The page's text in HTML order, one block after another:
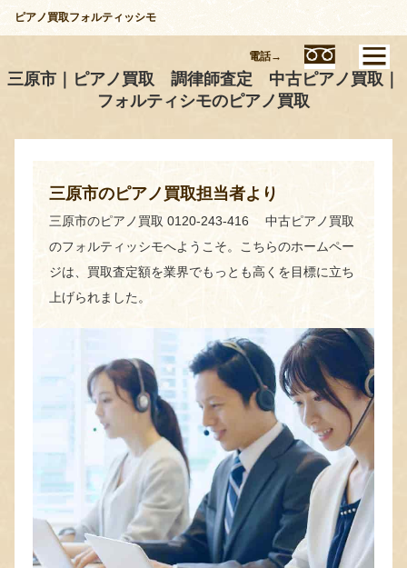
ピアノ買取フォルティッシモ
三原市｜ピアノ買取 調律師査定 中古ピアノ買取｜
フォルティシモのピアノ買取
三原市のピアノ買取担当者より
三原市のピアノ買取 0120-243-416 中古ピアノ買取
のフォルティッシモへようこそ。こちらのホームペー
ジは、買取査定額を業界でもっとも高くを目標に立ち
上げられました。
電話→